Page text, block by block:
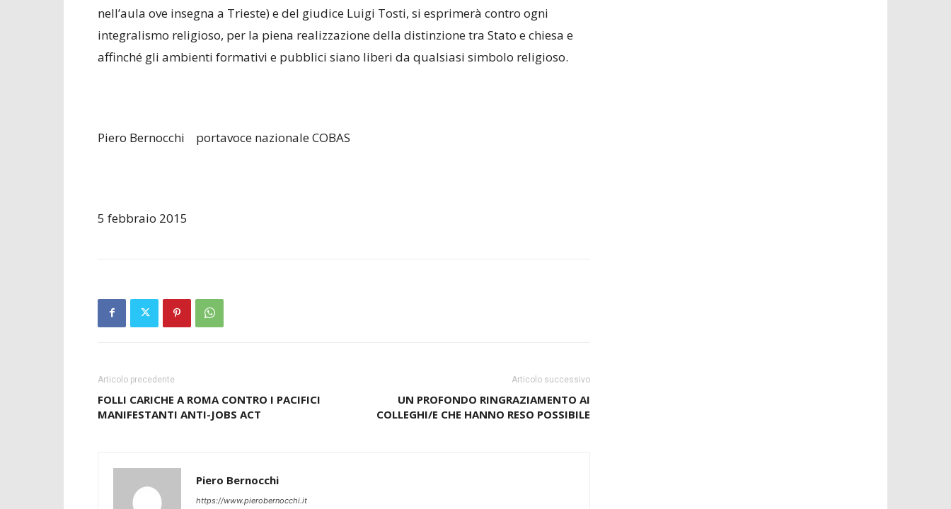
nell’aula ove insegna a Trieste) e del giudice Luigi Tosti, si esprimerà contro ogni
integralismo religioso, per la piena realizzazione della distinzione tra Stato e chiesa e
affinché gli ambienti formativi e pubblici siano liberi da qualsiasi simbolo religioso.
Piero Bernocchi portavoce nazionale COBAS
5 febbraio 2015
Articolo precedente
FOLLI CARICHE A ROMA CONTRO I PACIFICI
MANIFESTANTI ANTI-JOBS ACT
Articolo successivo
UN PROFONDO RINGRAZIAMENTO AI
COLLEGHI/E CHE HANNO RESO POSSIBILE
Piero Bernocchi
https://www.pierobernocchi.it